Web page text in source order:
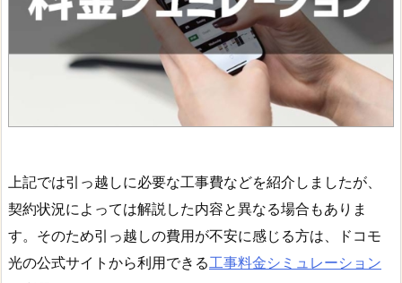
上記では引っ越しに必要な工事費などを紹介しましたが、
契約状況によっては解説した内容と異なる場合もありま
す。そのため引っ越しの費用が不安に感じる方は、ドコモ
光の公式サイトから利用できる工事料金シミュレーション